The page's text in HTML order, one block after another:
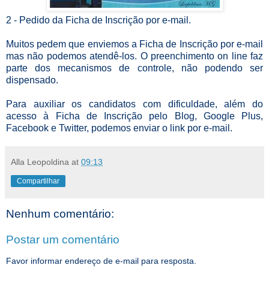
2 - Pedido da Ficha de Inscrição por e-mail.
Muitos pedem que enviemos a Ficha de Inscrição por e-mail
mas não podemos atendê-los. O preenchimento on line faz
parte dos mecanismos de controle, não podendo ser
dispensado.
Para auxiliar os candidatos com dificuldade, além do
acesso à Ficha de Inscrição pelo Blog, Google Plus,
Facebook e Twitter, podemos enviar o link por e-mail.
Alla Leopoldina at 09:13
Compartilhar
Nenhum comentário:
Postar um comentário
Favor informar endereço de e-mail para resposta.